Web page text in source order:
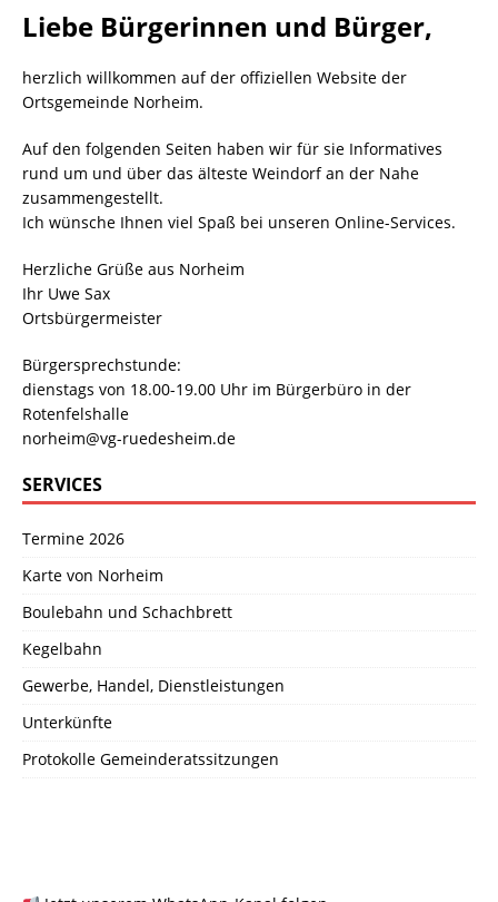
Liebe Bürgerinnen und Bürger,
herzlich willkommen auf der offiziellen Website der
Ortsgemeinde Norheim.
Auf den folgenden Seiten haben wir für sie Informatives
rund um und über das älteste Weindorf an der Nahe
zusammengestellt.
Ich wünsche Ihnen viel Spaß bei unseren Online-Services.
Herzliche Grüße aus Norheim
Ihr Uwe Sax
Ortsbürgermeister
Bürgersprechstunde:
dienstags von 18.00-19.00 Uhr im Bürgerbüro in der
Rotenfelshalle
norheim@vg-ruedesheim.de
SERVICES
Termine 2026
Karte von Norheim
Boulebahn und Schachbrett
Kegelbahn
Gewerbe, Handel, Dienstleistungen
Unterkünfte
Protokolle Gemeinderatssitzungen